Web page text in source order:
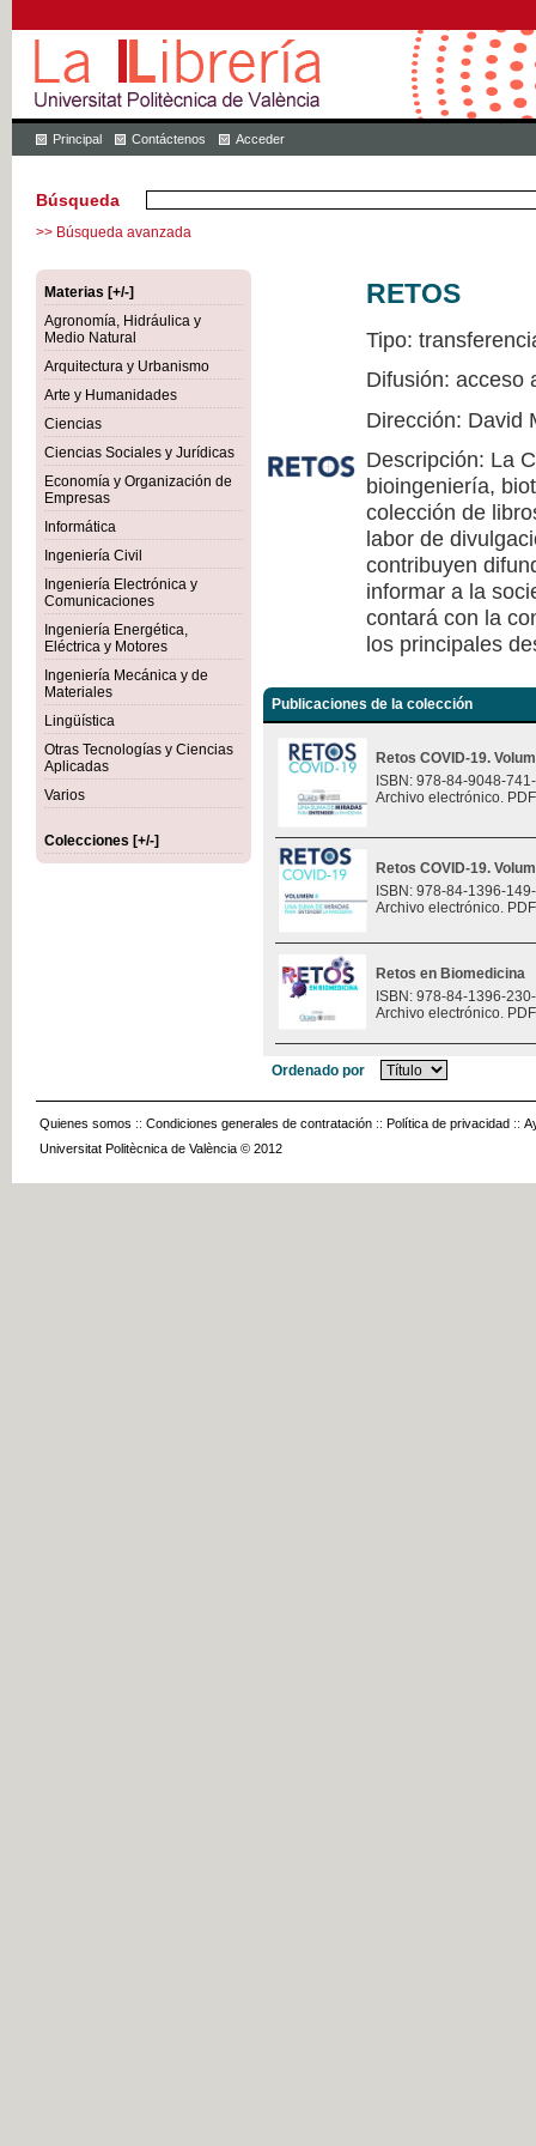
Principal Contáctenos Acceder
Búsqueda
>> Búsqueda avanzada
Materias [+/-]
Agronomía, Hidráulica y
Medio Natural
Arquitectura y Urbanismo
Arte y Humanidades
Ciencias
Ciencias Sociales y Jurídicas
Economía y Organización de
Empresas
Informática
Ingeniería Civil
Ingeniería Electrónica y
Comunicaciones
Ingeniería Energética,
Eléctrica y Motores
Ingeniería Mecánica y de
Materiales
Lingüística
Otras Tecnologías y Ciencias
Aplicadas
Varios
Colecciones [+/-]
RETOS
Tipo:
Difusión: acceso
Dirección: David
Descripción: La
bioingeniería,
colección de
labor de
contribuyen
informar a la
contará con la
los principales
Publicaciones de la colección
Retos COVID-19.
ISBN: 978-84-9048-
Archivo electrónico.
Retos COVID-19.
ISBN: 978-84-1396-
Archivo electrónico.
Retos en Biomedicina
ISBN: 978-84-1396-
Archivo electrónico.
Ordenado por
Quienes somos :: Condiciones generales de contratación :: Política de privacidad ::
Universitat Politècnica de València © 2012